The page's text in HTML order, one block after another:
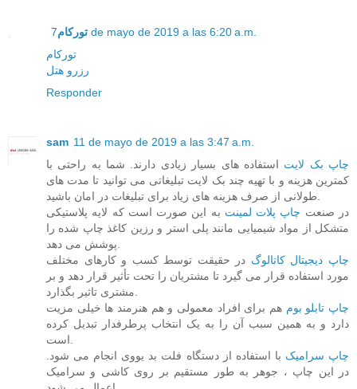
تورکام 7 de mayo de 2019 a las 6:20 a.m.
تورکام
رزرو هتل
Responder
sam 11 de mayo de 2019 a las 3:47 a.m.
چاپ بک لایت استفاده های بسیار زیادی دارند. شما به راحتی با
کمترین هزینه و با تهیه چند بک لایت تبلیغاتی می توانید تا مدت های
در صنعت چاپ پلات لمینت به این صورت است که لایه پلاستیکی
متشکل از مواد شیمیایی مانند پلی استر و رزین کاغذ چاپ شده را
چاپ دیجیتال کاتالوگ در حقیقت توسط کسب و کارهای مختلف
مورد استفاده قرار می گیرد تا مشتریان را تحت تأثیر قرار دهد و بر
چاپ تابلو بوم هم برای افراد معمولی و هم هنرمند ها خیلی مزیت
دارد و به همین سبب آن را به یک انتخاب پرطرفدار تبدیل کرده
چاپ سرامیک با استفاده از دستگاه فلت بد یووی انجام می شود.
در این چاپ ، جوهر به طور مستقیم بر روی کاشی و سرامیک